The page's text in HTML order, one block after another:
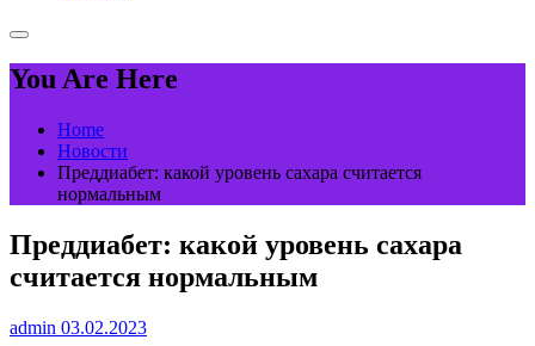
You Are Here
Home
Новости
Преддиабет: какой уровень сахара считается
нормальным
Преддиабет: какой уровень сахара
считается нормальным
admin 03.02.2023